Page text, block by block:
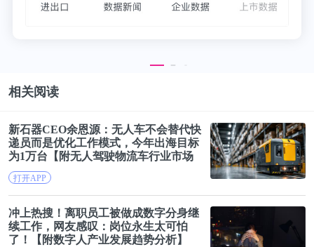
相关阅读
新石器CEO余恩源：无人车不会替代快
递员而是优化工作模式，今年出海目标
为1万台【附无人驾驶物流车行业市场
分析】
打开APP
冲上热搜！离职员工被做成数字分身继
续工作 ，网友感叹：岗位永生太可怕
了！【附数字人产业发展趋势分析】